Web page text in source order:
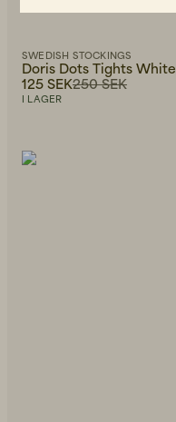
SWEDISH STOCKINGS
Doris Dots Tights White
250 SEK
125 SEK
I LAGER